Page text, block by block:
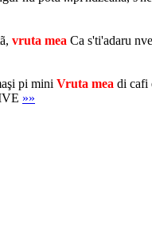
vruta mea Ca s'ti'adaru
pi mini Vruta mea di cafi
»»